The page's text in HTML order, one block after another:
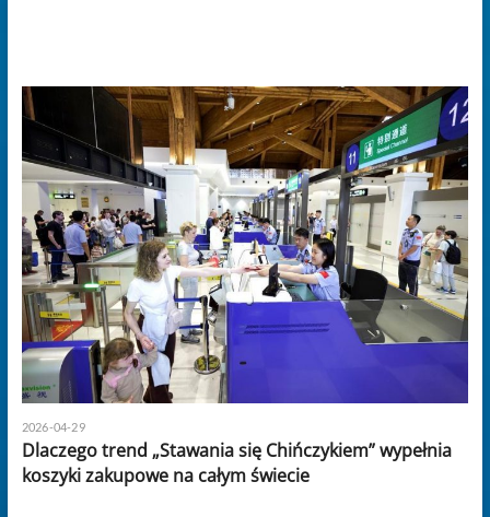
2026-04-29
Dlaczego trend „Stawania się Chińczykiem” wypełnia
koszyki zakupowe na całym świecie